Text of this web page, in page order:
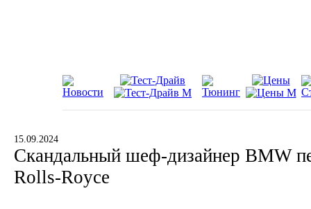
15.09.2024
Скандальный шеф-дизайнер BMW
Rolls-Royce